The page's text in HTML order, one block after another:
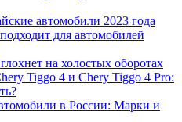
автомобили 2023 года
для автомобилей
на холостых оборотах
Tiggo 4 и Chery Tiggo 4 Pro:
в России: Марки и